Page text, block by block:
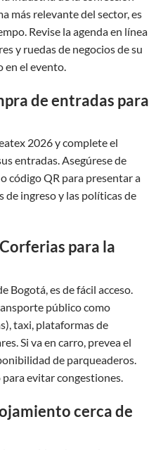
más relevante del sector, es
Revise la agenda en línea
y ruedas de negocios de su
en el evento.
de entradas para
2026 y complete el
entradas. Asegúrese de
código QR para presentar a
de ingreso y las políticas de
para la
Bogotá, es de fácil acceso.
público como
taxi, plataformas de
Si va en carro, prevea el
de parqueaderos.
evitar congestiones.
cerca de